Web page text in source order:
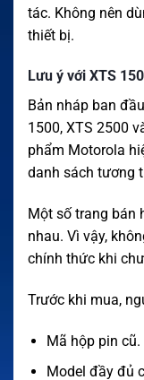
tác. Không nên
thiết bị.
Lưu ý với XTS
Bản nháp ban
1500, XTS 2500
phẩm Motorola
danh sách tương
Một số trang bán
nhau. Vì vậy,
chính thức khi
Trước khi mua,
Mã hộp pin cũ.
Model đầy đủ